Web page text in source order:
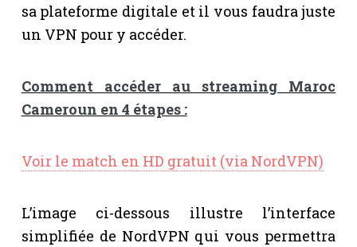
sa plateforme digitale et il vous faudra juste
un VPN pour y accéder.
Comment accéder au streaming Maroc
Cameroun en 4 étapes :
Voir le match en HD gratuit (via NordVPN)
L’image ci-dessous illustre l’interface
simplifiée de NordVPN qui vous permettra